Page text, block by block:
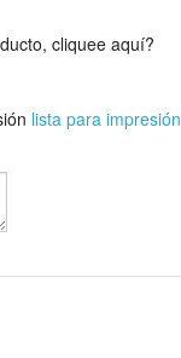
cliquee aquí?
lista para impresión